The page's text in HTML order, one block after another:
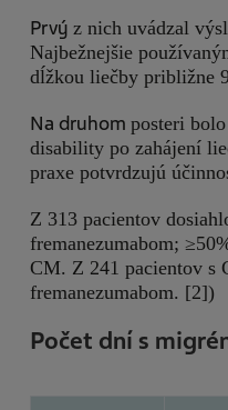
Prvý z nich uvádzal
Najbežnejšie
dĺžkou liečby približne
Na druhom posteri
disability po zahájení
praxe potvrdzujú
Z 313 pacientov
fremanezumabom;
CM. Z 241 pacientov s
fremanezumabom. [2])
Počet dní s